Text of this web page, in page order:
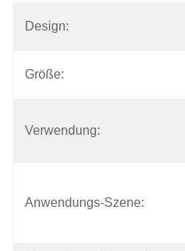
Design:
Größe:
Verwendung:
Anwendungs-Szene: